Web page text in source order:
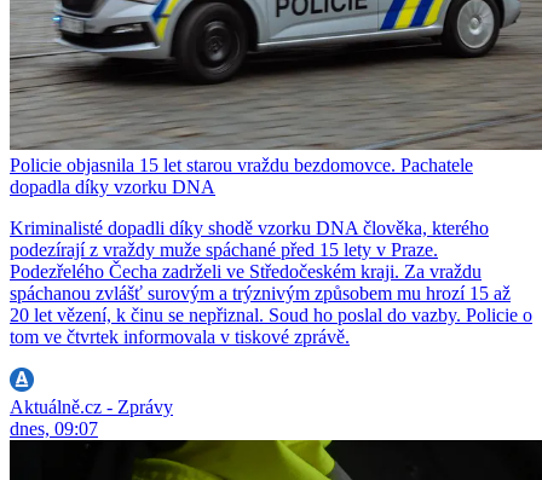
Policie objasnila 15 let starou vraždu bezdomovce. Pachatele
dopadla díky vzorku DNA
Kriminalisté dopadli díky shodě vzorku DNA člověka, kterého
podezírají z vraždy muže spáchané před 15 lety v Praze.
Podezřelého Čecha zadrželi ve Středočeském kraji. Za vraždu
spáchanou zvlášť surovým a trýznivým způsobem mu hrozí 15 až
20 let vězení, k činu se nepřiznal. Soud ho poslal do vazby. Policie o
tom ve čtvrtek informovala v tiskové zprávě.
Aktuálně.cz - Zprávy
dnes, 09:07